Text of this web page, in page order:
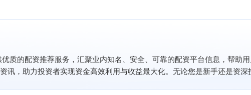
质的配资推荐服务，汇聚业内知名、安全、可靠的配资平台信息，帮助
讯，助力投资者实现资金高效利用与收益最大化。无论您是新手还是资